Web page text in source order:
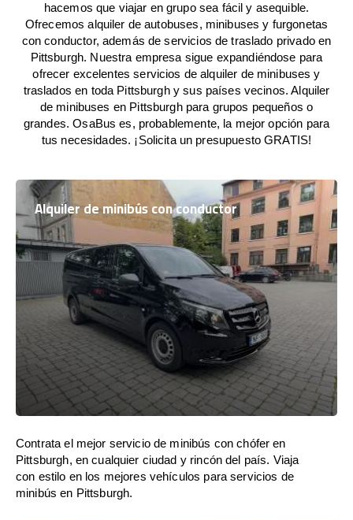
hacemos que viajar en grupo sea fácil y asequible.
Ofrecemos alquiler de autobuses, minibuses y furgonetas
con conductor, además de servicios de traslado privado en
Pittsburgh. Nuestra empresa sigue expandiéndose para
ofrecer excelentes servicios de alquiler de minibuses y
traslados en toda Pittsburgh y sus países vecinos. Alquiler
de minibuses en Pittsburgh para grupos pequeños o
grandes. OsaBus es, probablemente, la mejor opción para
tus necesidades. ¡Solicita un presupuesto GRATIS!
Alquiler de minibús con conductor
Contrata el mejor servicio de minibús con chófer en
Pittsburgh, en cualquier ciudad y rincón del país. Viaja
con estilo en los mejores vehículos para servicios de
minibús en Pittsburgh.